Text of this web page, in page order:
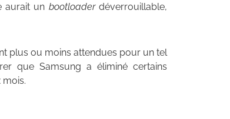
aurait un bootloaderdéverrouillable,
plus ou moins attendues pour un tel
que Samsung a éliminé certains